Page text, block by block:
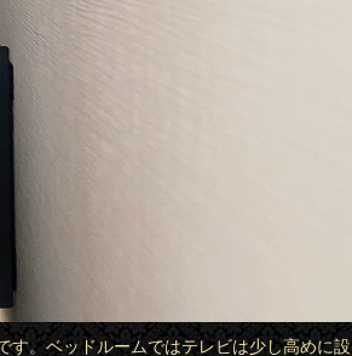
す。ベッドルームではテレビは少し高めに設